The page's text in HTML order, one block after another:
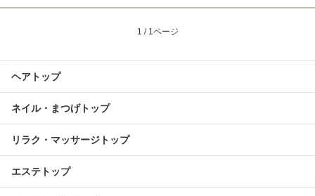
1 / 1ページ
ヘアトップ
ネイル・まつげトップ
リラク・マッサージトップ
エステトップ